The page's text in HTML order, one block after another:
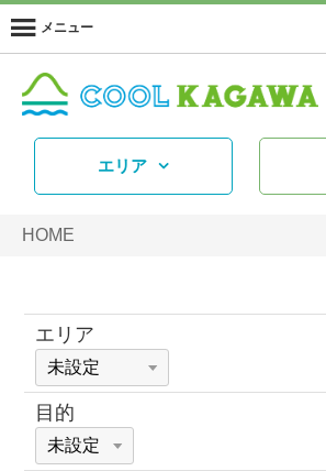
メニュー
エリア
HOME
エリア
目的